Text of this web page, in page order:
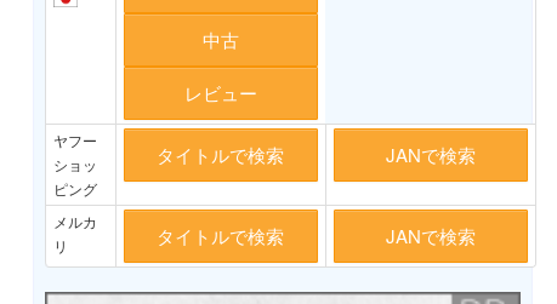
中古
レビュー
ヤフー
ショッ
ピング
タイトルで検索 JANで検索
メルカ
リ
タイトルで検索 JANで検索